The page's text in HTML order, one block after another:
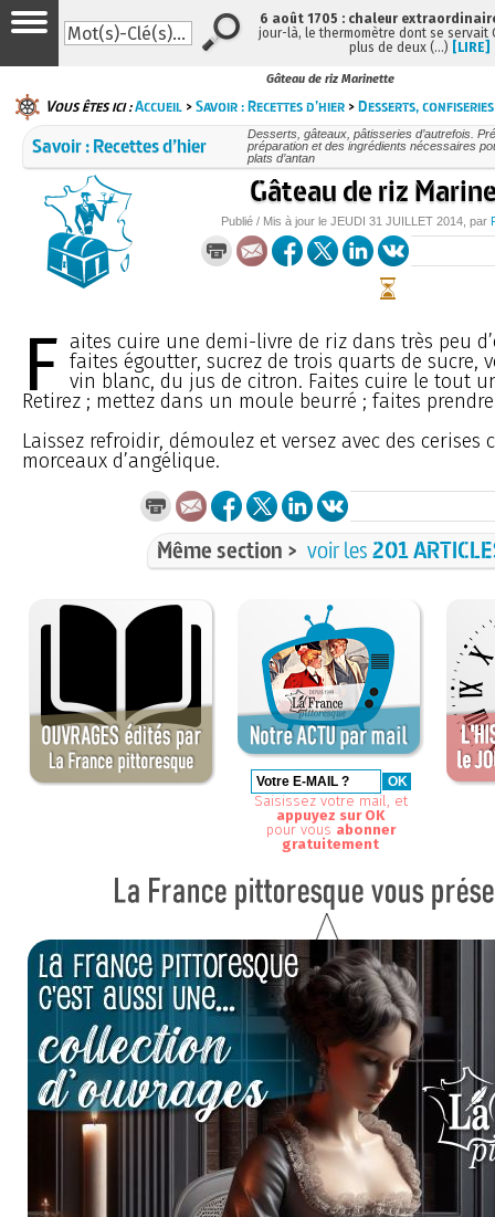
Gâteau de riz Marinette
Vous êtes ici :Accueil >Savoir : Recettes d’hier >Desserts, confiseries
Savoir : Recettes d’hier
Desserts, gâteaux, pâtisseries d’autrefois.
préparation et des ingrédients nécessaires
plats d’antan
Gâteau de riz
Publié / Mis à jour le JEUDI 31 JUILLET 2014 , par
F aites cuire une demi-livre de riz dans très peu
faites égoutter, sucrez de trois quarts de sucre,
vin blanc, du jus de citron. Faites cuire le tout
Retirez ; mettez dans un moule beurré ; faites
Laissez refroidir, démoulez et versez avec des cerises
morceaux d’angélique.
Même section > voir les201
Saisissez votre mail, et
appuyez sur OK
pour vous abonner
gratuitement
6 août 1705 : chaleur
jour-là, le thermomètre dont se servait
plus de deux (…) [LIRE]